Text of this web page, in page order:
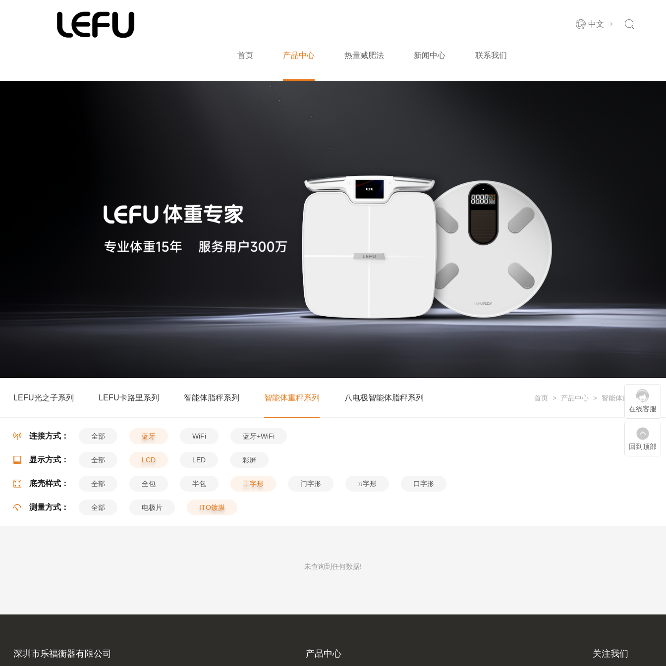
在线客服
回到顶部
中文
首页 产品中心 热量减肥法 新闻中心 联系我们
首页 > 产品中心 > 智能体重秤系列
LEFU光之子系列 LEFU卡路里系列 智能体脂秤系列 智能体重秤系列 八电极智能体脂秤系列
连接方式： 全部 蓝牙 WiFi 蓝牙+WiFi
显示方式： 全部 LCD LED 彩屏
底壳样式： 全部 全包 半包 工字形 门字形 π字形 口字形
测量方式： 全部 电极片 ITO镀膜
未查询到任何数据!
深圳市乐福衡器有限公司 产品中心 关注我们